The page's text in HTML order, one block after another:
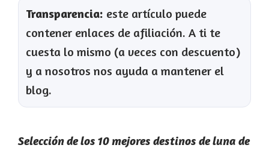
Transparencia: este artículo puede
contener enlaces de afiliación. A ti te
cuesta lo mismo (a veces con descuento)
y a nosotros nos ayuda a mantener el
blog.
Selección de los 10 mejores destinos de luna de